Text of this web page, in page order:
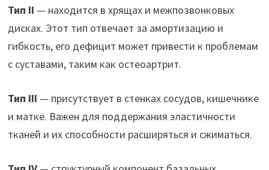
Тип II — находится в хрящах и межпозвонковых
дисках. Этот тип отвечает за амортизацию и
гибкость, его дефицит может привести к проблемам
с суставами, таким как остеоартрит.
Тип III — присутствует в стенках сосудов, кишечнике
и матке. Важен для поддержания эластичности
тканей и их способности расширяться и сжиматься.